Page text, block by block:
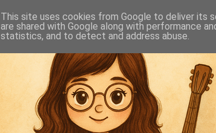
This site uses cookies from Google to deliver its
are shared with Google along with performance
statistics, and to detect and address abuse.